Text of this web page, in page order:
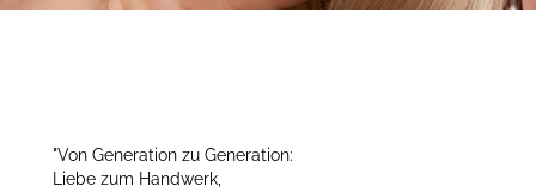
"Von Generation zu Generation:
Liebe zum Handwerk,